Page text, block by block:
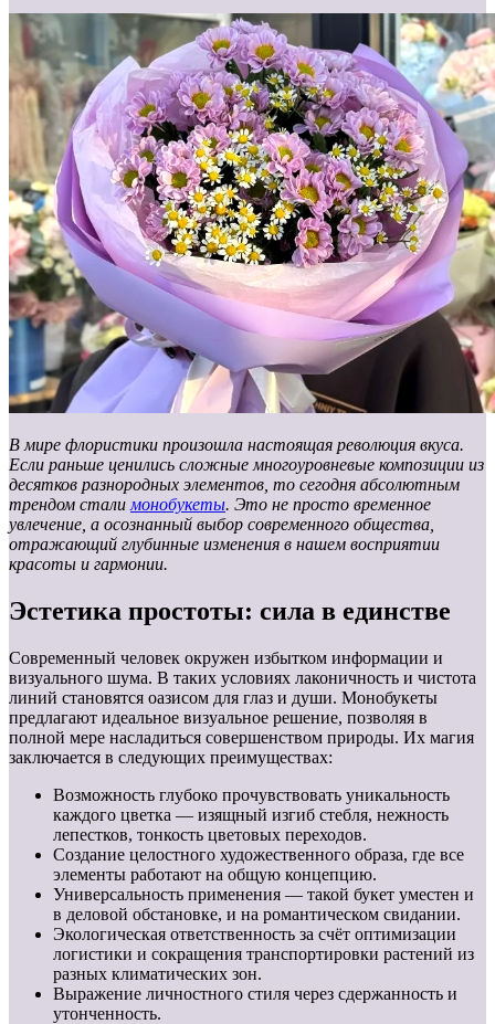
В мире флористики произошла настоящая революция вкуса.
Если раньше ценились сложные многоуровневые композиции из
десятков разнородных элементов, то сегодня абсолютным
трендом стали монобукеты. Это не просто временное
увлечение, а осознанный выбор современного общества,
отражающий глубинные изменения в нашем восприятии
красоты и гармонии.
Эстетика простоты: сила в единстве
Современный человек окружен избытком информации и
визуального шума. В таких условиях лаконичность и чистота
линий становятся оазисом для глаз и души. Монобукеты
предлагают идеальное визуальное решение, позволяя в
полной мере насладиться совершенством природы. Их магия
заключается в следующих преимуществах:
Возможность глубоко прочувствовать уникальность
каждого цветка — изящный изгиб стебля, нежность
лепестков, тонкость цветовых переходов.
Создание целостного художественного образа, где все
элементы работают на общую концепцию.
Универсальность применения — такой букет уместен и
в деловой обстановке, и на романтическом свидании.
Экологическая ответственность за счёт оптимизации
логистики и сокращения транспортировки растений из
разных климатических зон.
Выражение личностного стиля через сдержанность и
утонченность.